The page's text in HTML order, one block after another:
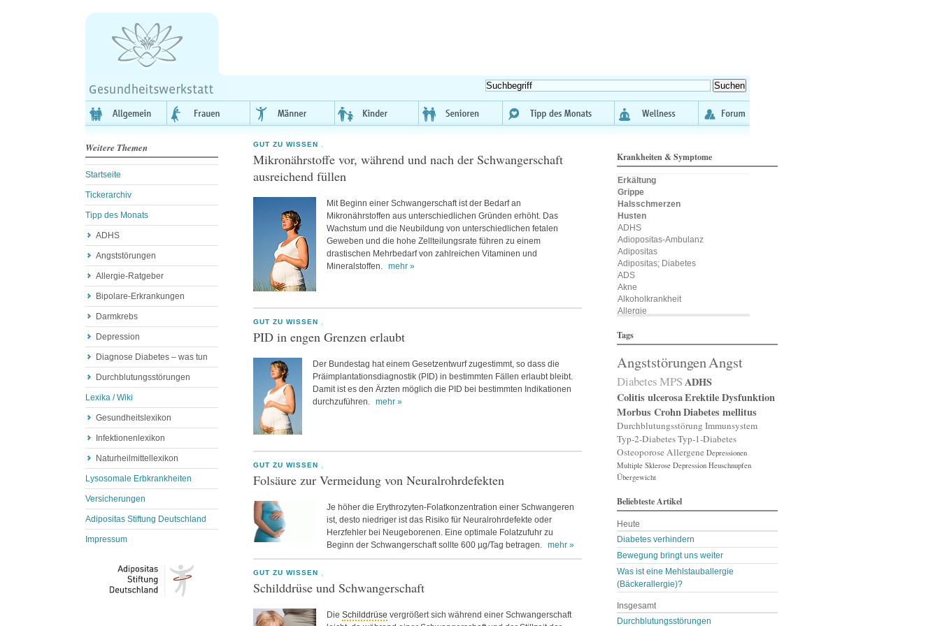
Weitere Themen
Startseite
Tickerarchiv
Tipp des Monats
ADHS
Angststörungen
Allergie-Ratgeber
Bipolare-Erkrankungen
Darmkrebs
Depression
Diagnose Diabetes – was tun
Durchblutungsstörungen
Lexika / Wiki
Gesundheitslexikon
Infektionenlexikon
Naturheilmittellexikon
Lysosomale Erbkrankheiten
Versicherungen
Adipositas Stiftung Deutschland
Impressum
GUT ZU WISSEN
Mikronährstoffe vor, während und nach der Schwangerschaft
ausreichend füllen
Mit Beginn einer Schwangerschaft ist der Bedarf an
Mikronährstoffen aus unterschiedlichen Gründen erhöht. Das
Wachstum und die Neubildung von unterschiedlichen fetalen
Geweben und die hohe Zellteilungsrate führen zu einem
drastischen Mehrbedarf von zahlreichen Vitaminen und
Mineralstoffen. mehr »
GUT ZU WISSEN
PID in engen Grenzen erlaubt
Der Bundestag hat einem Gesetzentwurf zugestimmt, so dass die
Präimplantationsdiagnostik (PID) in bestimmten Fällen erlaubt bleibt.
Damit ist es den Ärzten möglich die PID bei bestimmten Indikationen
durchzuführen. mehr »
GUT ZU WISSEN
Folsäure zur Vermeidung von Neuralrohrdefekten
Je höher die Erythrozyten-Folatkonzentration einer Schwangeren
ist, desto niedriger ist das Risiko für Neuralrohrdefekte oder
Herzfehler bei Neugeborenen. Eine optimale Folatzufuhr zu
Beginn der Schwangerschaft sollte 600 µg/Tag betragen. mehr »
GUT ZU WISSEN
Schilddrüse und Schwangerschaft
Die Schilddrüse vergrößert sich während einer Schwangerschaft
Krankheiten & Symptome
Erkältung
Grippe
Halsschmerzen
Husten
ADHS
Adiopositas-Ambulanz
Adipositas
Adipositas; Diabetes
ADS
Akne
Alkoholkrankheit
Allergie
Allergischer Schnupfen
Alzheimer
Amputation
Angst
Angststörung
Angststörungen
App
Arterienverengung
Arteriosklerose
Arthritis
Arthrose
Arzneimittelunverträg …
Augenerkrankungen
Autismus
Bakterien
Bakterienansiedlung
Ballast-Stoffe
Bauchschmerzen
Biomarker
Blähungen
Blasenschwäche
Blutdruck
Tags
AngststörungenAngst
DiabetesMPSADHS
Colitis ulcerosaErektile Dysfunktion
Morbus CrohnDiabetes mellitus
Durchblutungsstörung Immunsystem
Typ-2-DiabetesTyp-1-Diabetes
Osteoporose Allergene Depressionen
Multiple Sklerose Depression Heuschnupfen
Übergewicht
Beliebteste Artikel
Heute
Diabetes verhindern
Bewegung bringt uns weiter
Was ist eine Mehlstauballergie
(Bäckerallergie)?
Insgesamt
Durchblutungsstörungen